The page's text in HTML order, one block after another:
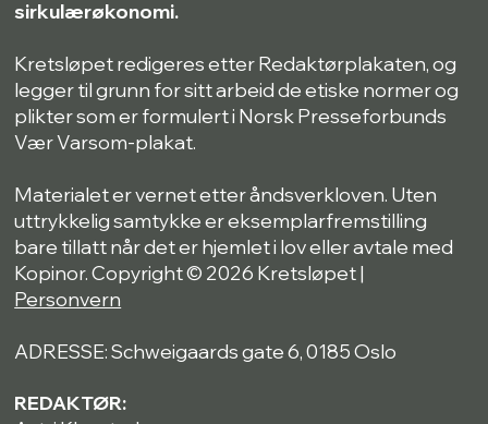
sirkulærøkonomi.
Kretsløpet redigeres etter Redaktørplakaten, og
legger til grunn for sitt arbeid de etiske normer og
plikter som er formulert i Norsk Presseforbunds
Vær Varsom-plakat.
Materialet er vernet etter åndsverkloven. Uten
uttrykkelig samtykke er eksemplarfremstilling
bare tillatt når det er hjemlet i lov eller avtale med
Kopinor. Copyright © 2026 Kretsløpet |
Personvern
ADRESSE: Schweigaards gate 6, 0185 Oslo
REDAKTØR: